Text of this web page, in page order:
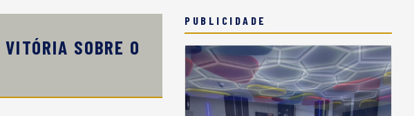
SOBRE O
PUBLICIDADE